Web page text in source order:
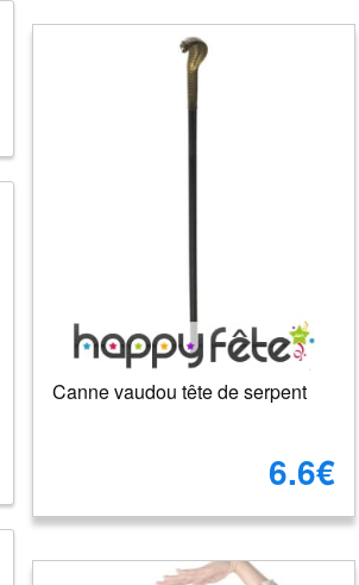
Canne vaudou tête de serpent
6.6€